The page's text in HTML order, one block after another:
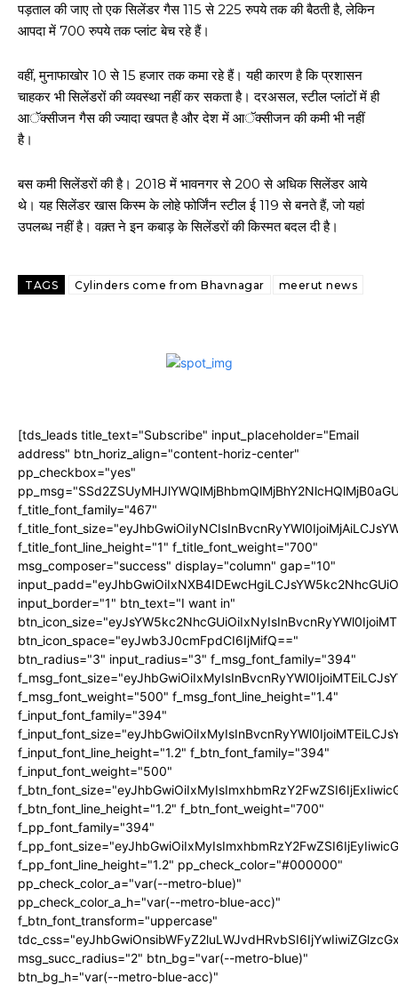
पड़ताल की जाए तो एक सिलेंडर गैस 115 से 225 रुपये तक की बैठती है, लेकिन
आपदा में 700 रुपये तक प्लांट बेच रहे हैं।
वहीं, मुनाफाखोर 10 से 15 हजार तक कमा रहे हैं। यही कारण है कि प्रशासन
चाहकर भी सिलेंडरों की व्यवस्था नहीं कर सकता है। दरअसल, स्टील प्लांटों में ही
आॅक्सीजन गैस की ज्यादा खपत है और देश में आॅक्सीजन की कमी भी नहीं
है।
बस कमी सिलेंडरों की है। 2018 में भावनगर से 200 से अधिक सिलेंडर आये
थे। यह सिलेंडर खास किस्म के लोहे फोर्जिंन स्टील ई 119 से बनते हैं, जो यहां
उपलब्ध नहीं है। वक़्त ने इन कबाड़ के सिलेंडरों की किस्मत बदल दी है।
TAGS Cylinders come from Bhavnagar meerut news
[tds_leads title_text="Subscribe" input_placeholder="Email
address" btn_horiz_align="content-horiz-center"
pp_checkbox="yes"
f_title_font_family="467"
f_title_font_line_height="1" f_title_font_weight="700"
msg_composer="success" display="column" gap="10"
input_border="1" btn_text="I want in"
btn_icon_space="eyJwb3J0cmFpdCI6IjMifQ=="
btn_radius="3" input_radius="3" f_msg_font_family="394"
f_msg_font_weight="500" f_msg_font_line_height="1.4"
f_input_font_family="394"
f_input_font_line_height="1.2" f_btn_font_family="394"
f_input_font_weight="500"
f_btn_font_line_height="1.2" f_btn_font_weight="700"
f_pp_font_family="394"
f_pp_font_line_height="1.2" pp_check_color="#000000"
pp_check_color_a="var(--metro-blue)"
pp_check_color_a_h="var(--metro-blue-acc)"
f_btn_font_transform="uppercase"
msg_succ_radius="2" btn_bg="var(--metro-blue)"
btn_bg_h="var(--metro-blue-acc)"